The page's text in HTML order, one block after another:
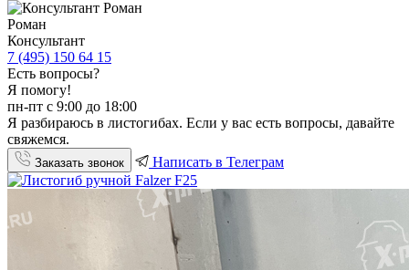
Роман
Консультант
7 (495) 150 64 15
Есть вопросы?
Я помогу!
пн-пт с 9:00 до 18:00
Я разбираюсь в листогибах. Если у вас есть вопросы, давайте
свяжемся.
Заказать звонок Написать в Телеграм